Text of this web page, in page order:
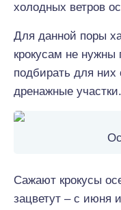
холодных ветров
Для данной поры
крокусам не
подбирать для них
дренажные участки.
Сажают крокусы
зацветут – с июня